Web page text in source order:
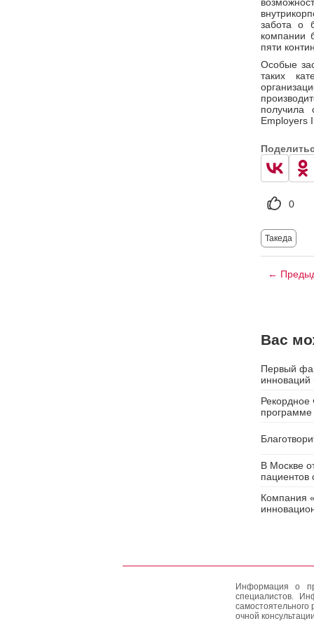
забота о
компании
пяти
Особые
таких
получила
Employers
0
Такеда
←
Вас
Первый
Рекордное
В Москве
пациентов
Компания
Информация о
специалистов.
очной